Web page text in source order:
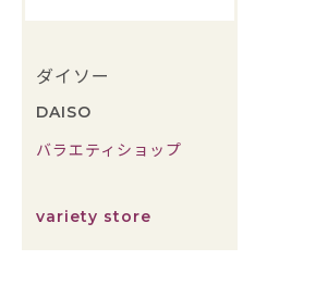
ダイソー
DAISO
バラエティショップ
variety store